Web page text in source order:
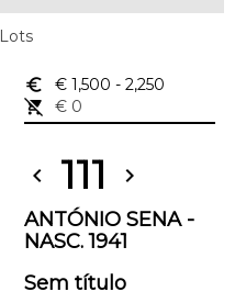
euro_symbol € 1,500 - 2,250
remove_shopping_cart
€ 0
chevron_left 111 chevron_right
ANTÓNIO SENA -
NASC. 1941
Sem título